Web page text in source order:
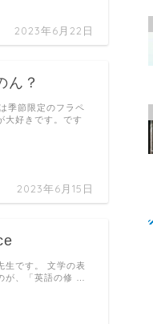
2023年6月22日
ん？
2023年6月15日
季節限定のフラペ
大好きです。です
生です。 文学の表
が、「英語の修 …